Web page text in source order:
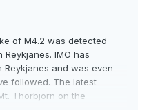
of M4.2 was detected
IMO has
and was even
followed. The latest
Thorbjorn on the